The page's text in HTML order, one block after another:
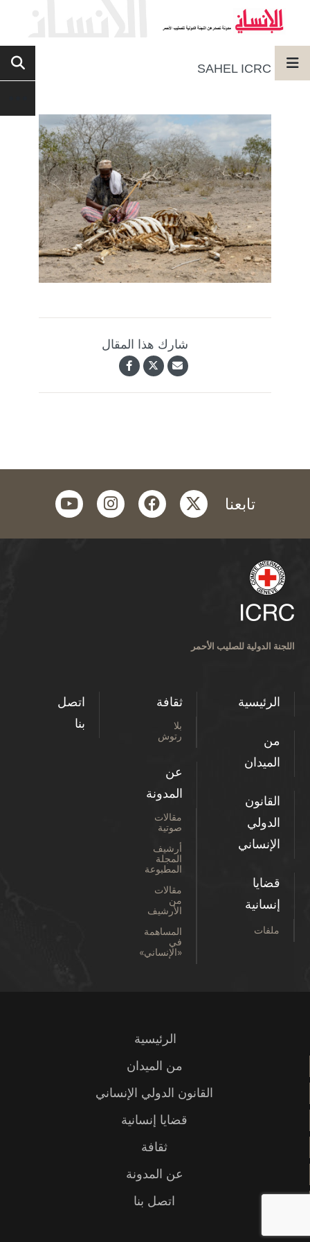
SAHEL ICRC
شارك هذا المقال
تابعنا twitter
facebook
instagram
youtube
اللجنة الدولية للصليب الأحمر
الرئيسية
من
الميدان
القانون
الدولي
الإنساني
قضايا
إنسانية
ملفات
ثقافة
بلا
رتوش
عن
المدونة
مقالات
صوتية
أرشيف
المجلة
المطبوعة
مقالات
من
الأرشيف
المساهمة
في
«الإنساني»
اتصل
بنا
الرئيسية
من الميدان
القانون الدولي الإنساني
قضايا إنسانية
ثقافة
عن المدونة
اتصل بنا